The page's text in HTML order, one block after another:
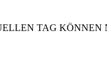
TAG